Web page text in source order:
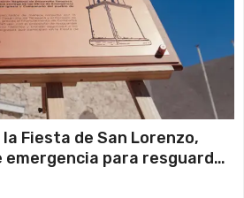
Fiesta de San Lorenzo,
para resguardar